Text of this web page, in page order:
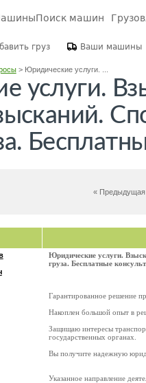
Поиск машин
груз Ваши машины
> Юридические услуги. ...
услуги.
« Предыдущая
Юридические услуги.
груза. Бесплатные
Гарантированное решение
Накоплен большой опыт в
Защищаю интересы
государственных органах.
Вы получите надежную
Указанное направление